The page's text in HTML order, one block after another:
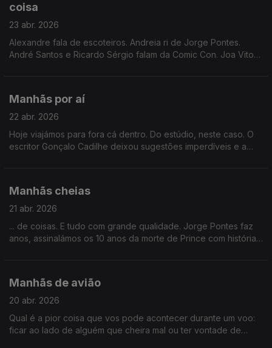
coisa
23 abr. 2026
Alexandre fala de escoteiros. Andreia ri de Jorge Pontes.
André Santos e Ricardo Sérgio falam da Comic Con. Joa Vitor
Manhãs por aí
22 abr. 2026
Hoje viajámos para fora cá dentro. Do estúdio, neste caso. O
escritor Gonçalo Cadilhe deixou sugestões imperdíveis e a
Manhãs cheias
21 abr. 2026
... de coisas. E tudo com grande qualidade. Jorge Pontes faz
anos, assinalámos os 10 anos da morte de Prince com histórias
Manhãs de avião
20 abr. 2026
Qual é a pior coisa que vos pode acontecer durante um voo:
ficar ao lado de alguém que cheira mal ou ter vontade de